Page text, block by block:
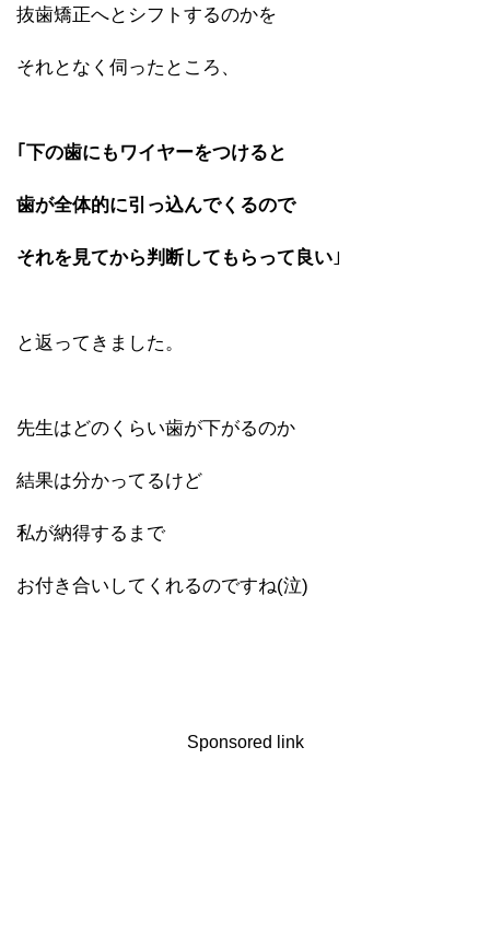
抜歯矯正へとシフトするのかを
それとなく伺ったところ、
｢下の歯にもワイヤーをつけると
歯が全体的に引っ込んでくるので
それを見てから判断してもらって良い ｣
と返ってきました。
先生はどのくらい歯が下がるのか
結果は分かってるけど
私が納得するまで
お付き合いしてくれるのですね(泣)
Sponsored link